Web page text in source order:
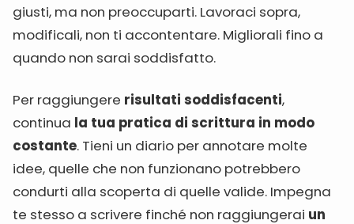
giusti, ma non preoccuparti. Lavoraci sopra,
modificali, non ti accontentare. Migliorali fino a
quando non sarai soddisfatto.
Per raggiungere risultati soddisfacenti,
continua la tua pratica di scrittura in modo
costante. Tieni un diario per annotare molte
idee, quelle che non funzionano potrebbero
condurti alla scoperta di quelle valide. Impegna
te stesso a scrivere finché non raggiungerai un